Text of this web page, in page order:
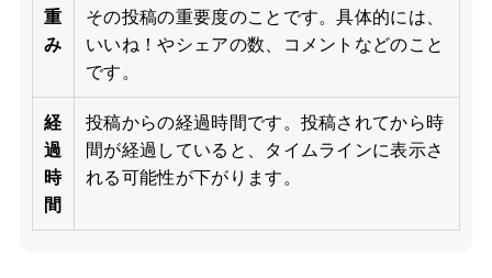
重
み
その投稿の重要度のことです。具体的には、
いいね！やシェアの数、コメントなどのこと
です。
経
過
時
間
投稿からの経過時間です。投稿されてから時
間が経過していると、タイムラインに表示さ
れる可能性が下がります。